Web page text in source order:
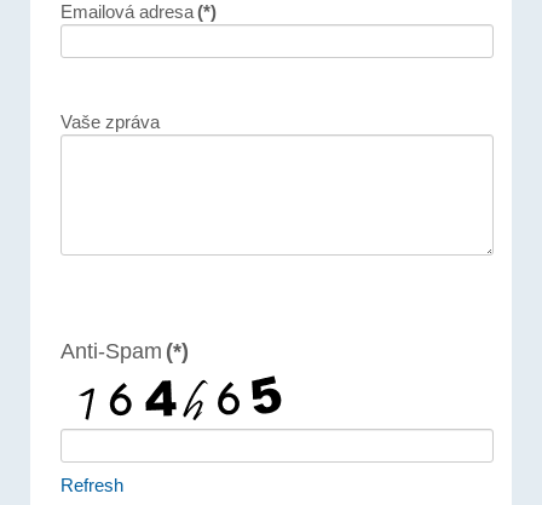
Emailová adresa(*)
Vaše zpráva
Anti-Spam (*)
Refresh